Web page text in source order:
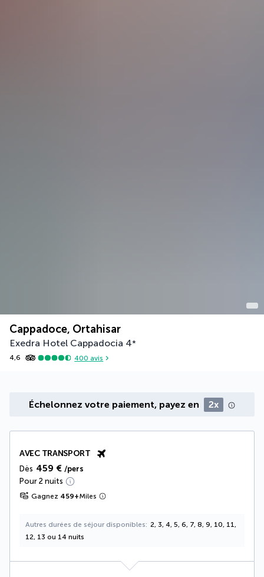
Cappadoce, Ortahisar
Exedra Hotel Cappadocia 4*
4,6 400 avis
Échelonnez votre paiement, payez en 2x
AVEC TRANSPORT
Dès 459 € /pers
Pour 2 nuits
Gagnez 459+Miles
Autres durées de séjour disponibles
2, 3, 4, 5, 6, 7, 8, 9, 10, 11,
12, 13 ou 14 nuits